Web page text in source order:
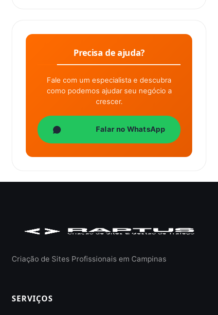
Precisa de ajuda?
Fale com um especialista e descubra
como podemos ajudar seu negócio a
crescer.
Falar no WhatsApp
Criação de Sites Profissionais em Campinas
SERVIÇOS